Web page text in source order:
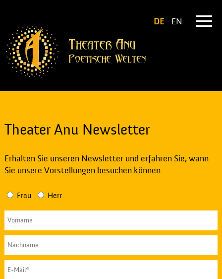
DE EN
Theater Anu Newsletter
Erhalten Sie unseren Newsletter und erfahren Sie, wann
Sie unsere Vorstellungen besuchen können.
Frau Herr